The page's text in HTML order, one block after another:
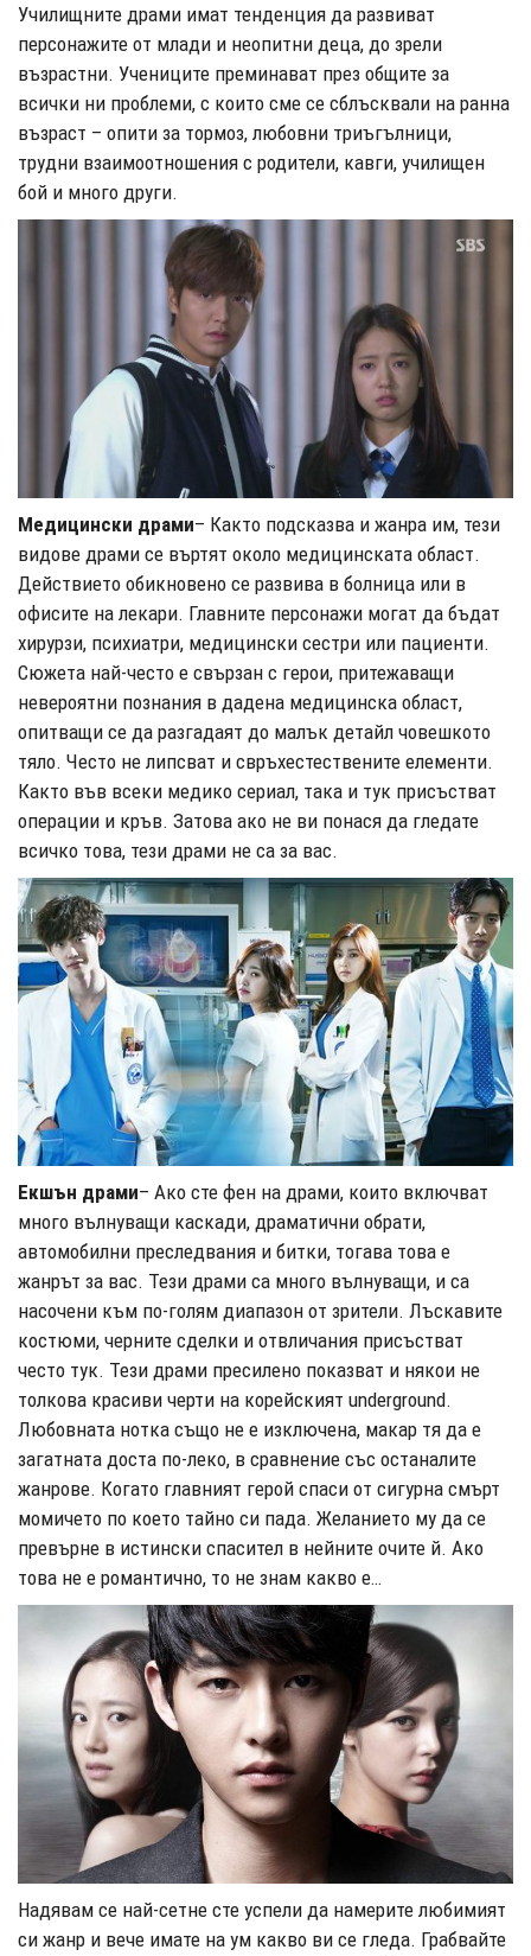
Училищните драми имат тенденция да развиват
персонажите от млади и неопитни деца, до зрели
възрастни. Учениците преминават през общите за
всички ни проблеми, с които сме се сблъсквали на ранна
възраст – опити за тормоз, любовни триъгълници,
трудни взаимоотношения с родители, кавги, училищен
бой и много други.
Медицински драми– Както подсказва и жанра им, тези
видове драми се въртят около медицинската област.
Действието обикновено се развива в болница или в
офисите на лекари. Главните персонажи могат да бъдат
хирурзи, психиатри, медицински сестри или пациенти.
Сюжета най-често е свързан с герои, притежаващи
невероятни познания в дадена медицинска област,
опитващи се да разгадаят до малък детайл човешкото
тяло. Често не липсват и свръхестествените елементи.
Както във всеки медико сериал, така и тук присъстват
операции и кръв. Затова ако не ви понася да гледате
всичко това, тези драми не са за вас.
Екшън драми– Ако сте фен на драми, които включват
много вълнуващи каскади, драматични обрати,
автомобилни преследвания и битки, тогава това е
жанрът за вас. Тези драми са много вълнуващи, и са
насочени към по-голям диапазон от зрители. Лъскавите
костюми, черните сделки и отвличания присъстват
често тук. Тези драми пресилено показват и някои не
толкова красиви черти на корейският underground.
Любовната нотка също не е изключена, макар тя да е
загатната доста по-леко, в сравнение със останалите
жанрове. Когато главният герой спаси от сигурна смърт
момичето по което тайно си пада. Желанието му да се
превърне в истински спасител в нейните очите й. Ако
това не е романтично, то не знам какво е…
Надявам се най-сетне сте успели да намерите любимият
си жанр и вече имате на ум какво ви се гледа. Грабвайте